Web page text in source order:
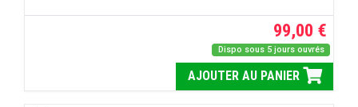
99,00 €
Dispo sous 5 jours ouvrés
AJOUTER AU PANIER